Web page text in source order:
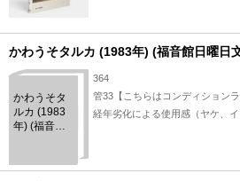
かわうそタルカ (1983年) (福音館日曜日
かわうそタ
ルカ (1983
年) (福音館
364
管33【こちらはコンディション
経年劣化による使用感（ヤケ、
います。】付録や特典に関して